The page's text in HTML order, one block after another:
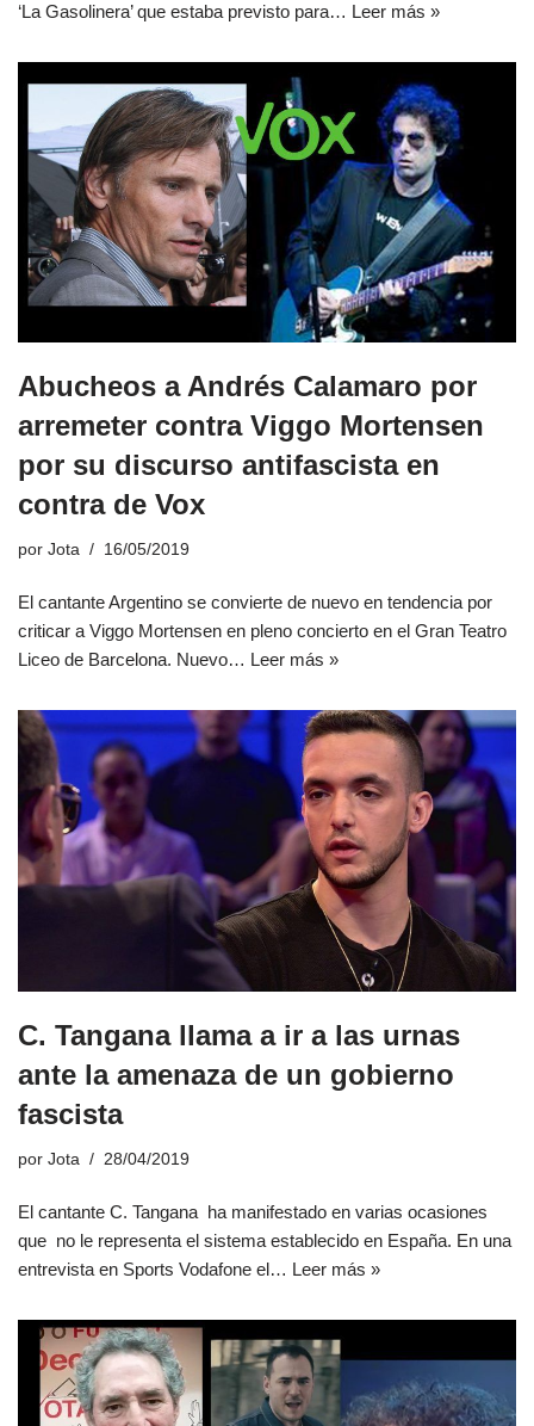
‘La Gasolinera’ que estaba previsto para… Leer más »
Abucheos a Andrés Calamaro por
arremeter contra Viggo Mortensen
por su discurso antifascista en
contra de Vox
por Jota 16/05/2019
El cantante Argentino se convierte de nuevo en tendencia por
criticar a Viggo Mortensen en pleno concierto en el Gran Teatro
Liceo de Barcelona. Nuevo… Leer más »
C. Tangana llama a ir a las urnas
ante la amenaza de un gobierno
fascista
por Jota 28/04/2019
El cantante C. Tangana ha manifestado en varias ocasiones
que no le representa el sistema establecido en España. En una
entrevista en Sports Vodafone el… Leer más »